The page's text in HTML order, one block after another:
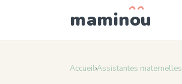
maminou
Accueil›Assistantes maternelles